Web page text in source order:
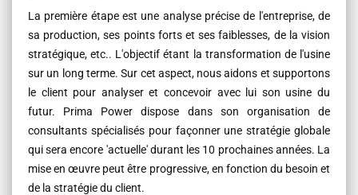
La première étape est une analyse précise de l'entreprise, de
sa production, ses points forts et ses faiblesses, de la vision
stratégique, etc.. L'objectif étant la transformation de l'usine
sur un long terme. Sur cet aspect, nous aidons et supportons
le client pour analyser et concevoir avec lui son usine du
futur. Prima Power dispose dans son organisation de
consultants spécialisés pour façonner une stratégie globale
qui sera encore 'actuelle' durant les 10 prochaines années. La
mise en œuvre peut être progressive, en fonction du besoin et
de la stratégie du client.